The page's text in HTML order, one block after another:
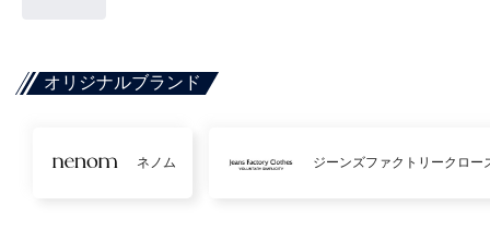
オリジナルブランド
ネノム ジーンズファクトリークロー